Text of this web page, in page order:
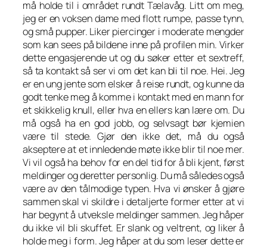
må holde til i området rundt Tælavåg. Litt om meg,
jeg er en voksen dame med flott rumpe, passe tynn,
og små pupper. Liker piercinger i moderate mengder
som kan sees på bildene inne på profilen min. Virker
dette engasjerende ut og du søker etter et sextreff,
så ta kontakt så ser vi om det kan bli til noe. Hei. Jeg
er en ung jente som elsker å reise rundt, og kunne da
godt tenke meg å komme i kontakt med en mann for
et skikkelig knull, eller hva en ellers kan lære om. Du
må også ha en god jobb, og selvsagt bør kjemien
være til stede. Gjør den ikke det, må du også
akseptere at et innledende møte ikke blir til noe mer.
Vi vil også ha behov for en del tid for å bli kjent, først
meldinger og deretter personlig. Du må således også
være av den tålmodige typen. Hva vi ønsker å gjøre
sammen skal vi skildre i detaljerte former etter at vi
har begynt å utveksle meldinger sammen. Jeg håper
du ikke vil bli skuffet. Er slank og veltrent, og liker å
holde meg i form. Jeg håper at du som leser dette er